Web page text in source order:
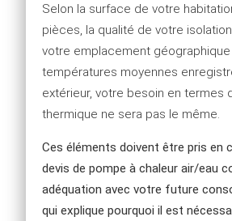
Selon la surface de votre
pièces, la qualité de votre
votre emplacement
températures moyennes
extérieur, votre besoin en termes
thermique ne sera pas le même.
Ces éléments doivent être pris en
devis de pompe à chaleur air/eau
adéquation avec votre future
qui explique pourquoi il est